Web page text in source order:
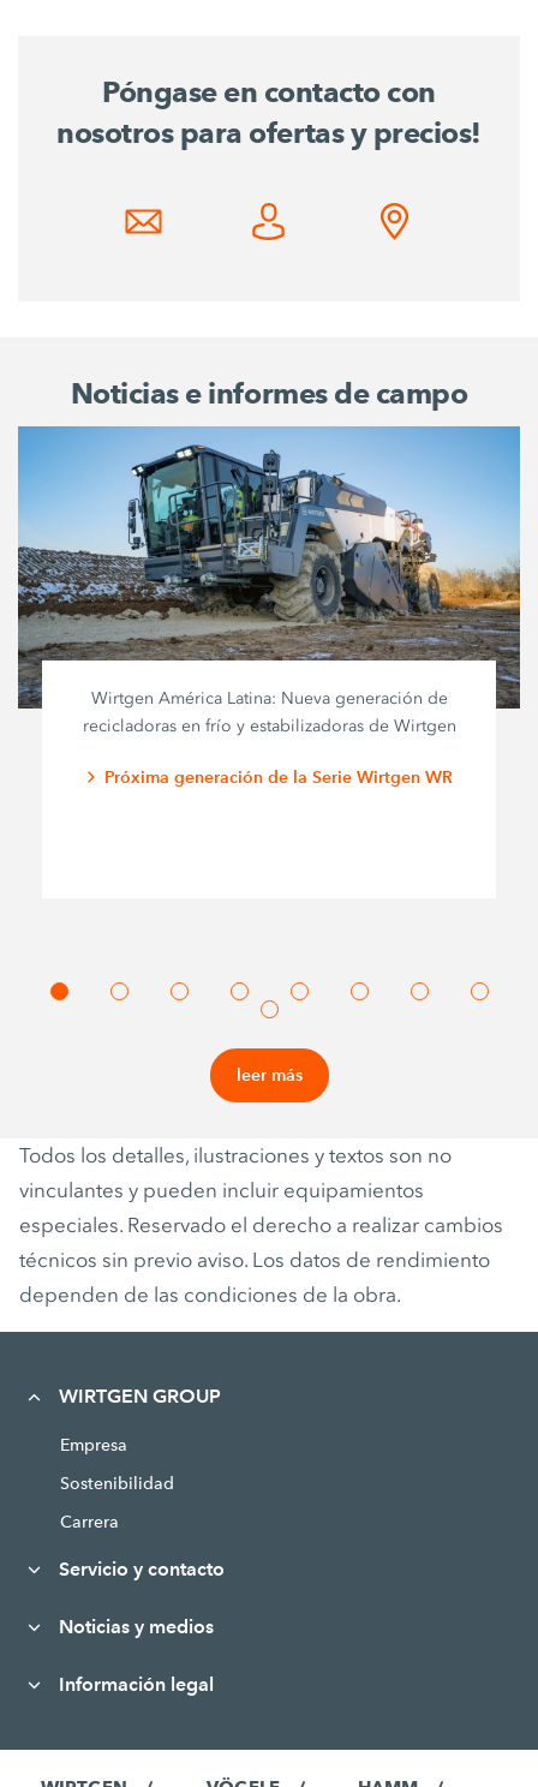
Póngase en contacto con
nosotros para ofertas y precios!
Noticias e informes de campo
Wirtgen América Latina: Nueva generación de
recicladoras en frío y estabilizadoras de Wirtgen
Próxima generación de la Serie Wirtgen WR
leer más
Todos los detalles, ilustraciones y textos son no
vinculantes y pueden incluir equipamientos
especiales. Reservado el derecho a realizar cambios
técnicos sin previo aviso. Los datos de rendimiento
dependen de las condiciones de la obra.
WIRTGEN GROUP
Empresa
Sostenibilidad
Carrera
Servicio y contacto
Noticias y medios
Información legal